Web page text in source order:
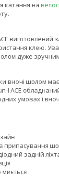
катання на
виготовлений
клею.
дуже
вночі шолом
I ACE
умовах і
припасування
задній